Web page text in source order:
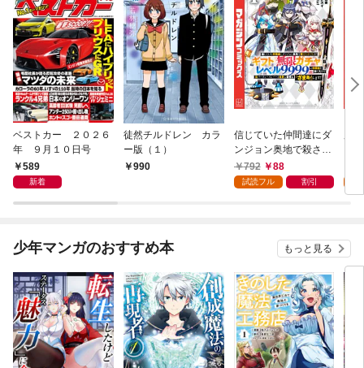
ベストカー ２０２６
年 ９月１０日号
589
新着
徒然チルドレン カラ
ー版（１）
990
信じていた仲間達にダ
ンジョン奥地で殺され
かけたがギフト『無限
ガチャ』でレベル９９
『ざまぁ！』します！
792 88
試読フル 割引
少年マンガのおすすめ本 もっと見る